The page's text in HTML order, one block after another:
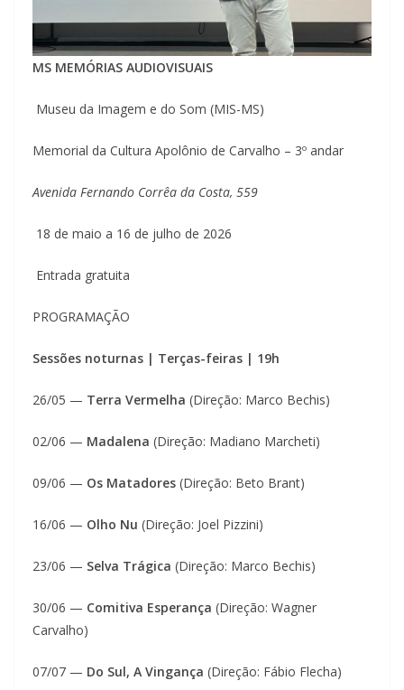
MS MEMÓRIAS AUDIOVISUAIS
Museu da Imagem e do Som (MIS-MS)
Memorial da Cultura Apolônio de Carvalho – 3º andar
Avenida Fernando Corrêa da Costa, 559
18 de maio a 16 de julho de 2026
Entrada gratuita
PROGRAMAÇÃO
Sessões noturnas | Terças-feiras | 19h
26/05 — Terra Vermelha (Direção: Marco Bechis)
02/06 — Madalena (Direção: Madiano Marcheti)
09/06 — Os Matadores (Direção: Beto Brant)
16/06 — Olho Nu (Direção: Joel Pizzini)
23/06 — Selva Trágica (Direção: Marco Bechis)
30/06 — Comitiva Esperança (Direção: Wagner
Carvalho)
07/07 — Do Sul, A Vingança (Direção: Fábio Flecha)